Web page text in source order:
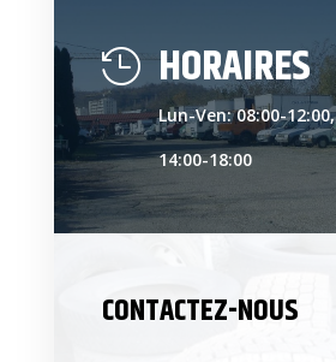
 HORAIRES
Lun-Ven: 08:00-12:00,
14:00-18:00
CONTACTEZ-NOUS